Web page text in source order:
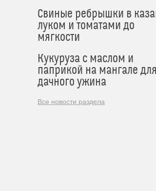
Свиные ребрышки в
луком и томатами до
мягкости
Кукуруза с маслом и
паприкой на мангале для
дачного ужина
Все новости раздела